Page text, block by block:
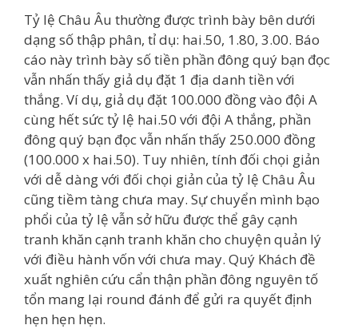
Tỷ lệ Châu Âu thường được trình bày bên dưới
dạng số thập phân, tỉ dụ: hai.50, 1.80, 3.00. Báo
cáo này trình bày số tiền phần đông quý bạn đọc
vẫn nhấn thấy giả dụ đặt 1 địa danh tiền với
thắng. Ví dụ, giả dụ đặt 100.000 đồng vào đội A
cùng hết sức tỷ lệ hai.50 với đội A thắng, phần
đông quý bạn đọc vẫn nhấn thấy 250.000 đồng
(100.000 x hai.50). Tuy nhiên, tính đối chọi giản
với dễ dàng với đối chọi giản của tỷ lệ Châu Âu
cũng tiềm tàng chưa may. Sự chuyển mình bạo
phổi của tỷ lệ vẫn sở hữu được thể gây cạnh
tranh khăn cạnh tranh khăn cho chuyện quản lý
với điều hành vốn với chưa may. Quý Khách đề
xuất nghiên cứu cẩn thận phần đông nguyên tố
tổn mang lại round đánh để gửi ra quyết định
hẹn hẹn hẹn.